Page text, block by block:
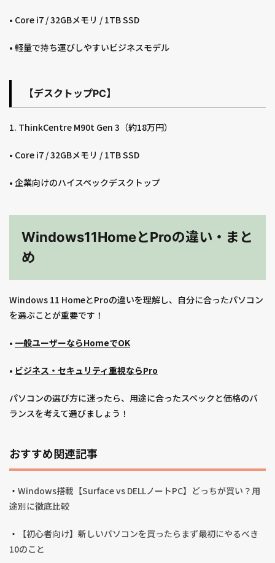
• Core i7 / 32GBメモリ / 1TB SSD
• 軽量で持ち運びしやすいビジネスモデル
【デスクトップPC】
1. ThinkCentre M90t Gen 3（約18万円）
• Core i7 / 32GBメモリ / 1TB SSD
• 企業向けのハイスペックデスクトップ
Windows11HomeとProの違い・まと
め
Windows 11 HomeとProの違いを理解し、自分に合ったパソコン
を選ぶことが重要です！
• 一般ユーザーならHomeでOK
• ビジネス・セキュリティ重視ならPro
パソコンの選び方に迷ったら、用途に合ったスペックと価格のバ
ランスを考えて選びましょう！
おすすめ関連記事
・ Windows搭載【Surface vs DELLノートPC】どっちが買い？用
途別に徹底比較
・
【初心者向け】新しいパソコンを買ったらまず最初にやるべき
10のこと